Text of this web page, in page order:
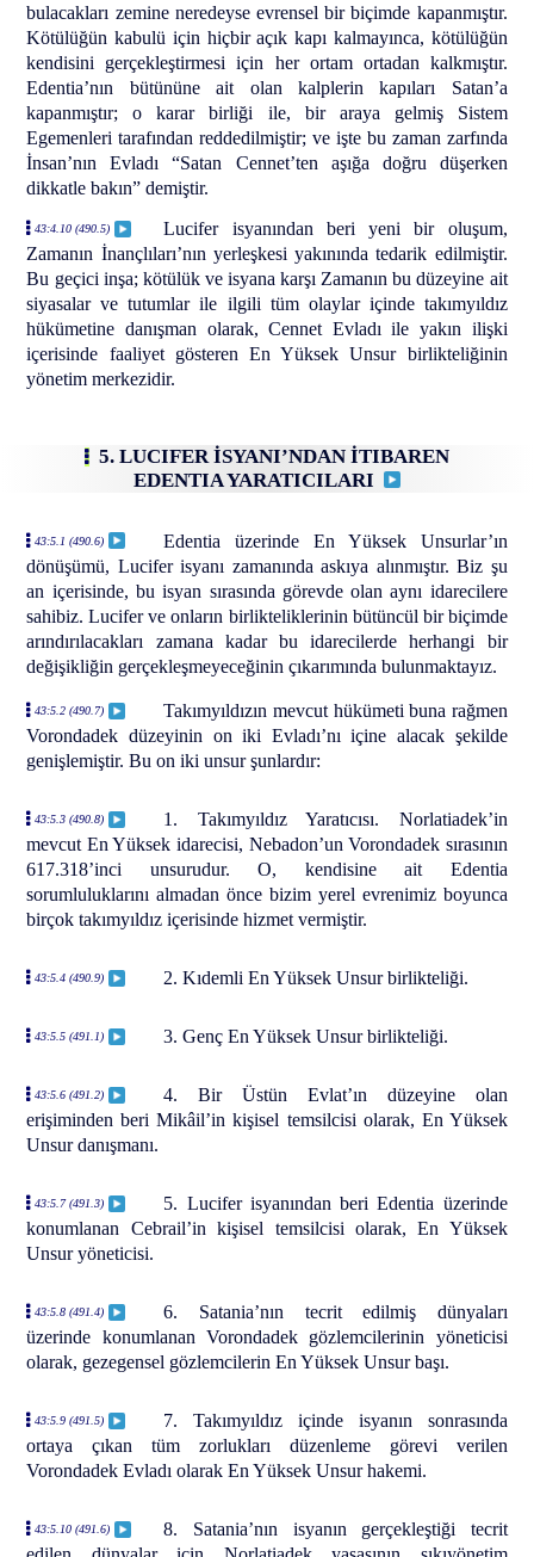
bulacakları zemine neredeyse evrensel bir biçimde kapanmıştır.
Kötülüğün kabulü için hiçbir açık kapı kalmayınca, kötülüğün
kendisini gerçekleştirmesi için her ortam ortadan kalkmıştır.
Edentia’nın bütününe ait olan kalplerin kapıları Satan’a
kapanmıştır; o karar birliği ile, bir araya gelmiş Sistem
Egemenleri tarafından reddedilmiştir; ve işte bu zaman zarfında
İnsan’nın Evladı “Satan Cennet’ten aşığa doğru düşerken
dikkatle bakın” demiştir.
43:4.10 (490.5)
Lucifer isyanından beri yeni bir oluşum,
Zamanın İnançlıları’nın yerleşkesi yakınında tedarik edilmiştir.
Bu geçici inşa; kötülük ve isyana karşı Zamanın bu düzeyine ait
siyasalar ve tutumlar ile ilgili tüm olaylar içinde takımyıldız
hükümetine danışman olarak, Cennet Evladı ile yakın ilişki
içerisinde faaliyet gösteren En Yüksek Unsur birlikteliğinin
yönetim merkezidir.
5. LUCIFER İSYANI’NDAN İTIBAREN
EDENTIA YARATICILARI
43:5.1 (490.6)
Edentia üzerinde En Yüksek Unsurlar’ın
dönüşümü, Lucifer isyanı zamanında askıya alınmıştır. Biz şu
an içerisinde, bu isyan sırasında görevde olan aynı idarecilere
sahibiz. Lucifer ve onların birlikteliklerinin bütüncül bir biçimde
arındırılacakları zamana kadar bu idarecilerde herhangi bir
değişikliğin gerçekleşmeyeceğinin çıkarımında bulunmaktayız.
43:5.2 (490.7)
Takımyıldızın mevcut hükümeti buna rağmen
Vorondadek düzeyinin on iki Evladı’nı içine alacak şekilde
genişlemiştir. Bu on iki unsur şunlardır:
43:5.3 (490.8)
1. Takımyıldız Yaratıcısı. Norlatiadek’in
mevcut En Yüksek idarecisi, Nebadon’un Vorondadek sırasının
617.318’inci unsurudur. O, kendisine ait Edentia
sorumluluklarını almadan önce bizim yerel evrenimiz boyunca
birçok takımyıldız içerisinde hizmet vermiştir.
43:5.4 (490.9) 2. Kıdemli En Yüksek Unsur birlikteliği.
43:5.5 (491.1) 3. Genç En Yüksek Unsur birlikteliği.
43:5.6 (491.2)
4. Bir Üstün Evlat’ın düzeyine olan
erişiminden beri Mikâil’in kişisel temsilcisi olarak, En Yüksek
Unsur danışmanı.
43:5.7 (491.3)
5. Lucifer isyanından beri Edentia üzerinde
konumlanan Cebrail’in kişisel temsilcisi olarak, En Yüksek
Unsur yöneticisi.
43:5.8 (491.4)
6. Satania’nın tecrit edilmiş dünyaları
üzerinde konumlanan Vorondadek gözlemcilerinin yöneticisi
olarak, gezegensel gözlemcilerin En Yüksek Unsur başı.
43:5.9 (491.5)
7. Takımyıldız içinde isyanın sonrasında
ortaya çıkan tüm zorlukları düzenleme görevi verilen
Vorondadek Evladı olarak En Yüksek Unsur hakemi.
43:5.10 (491.6)
8. Satania’nın isyanın gerçekleştiği tecrit